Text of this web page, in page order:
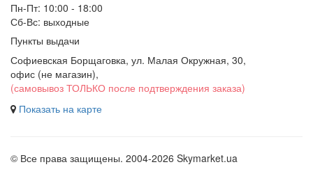
Пн-Пт: 10:00 - 18:00
Сб-Вс: выходные
Пункты выдачи
Софиевская Борщаговка, ул. Малая Окружная, 30,
офис (не магазин),
(самовывоз ТОЛЬКО после подтверждения заказа)
Показать на карте
© Все права защищены. 2004-2026 Skymarket.ua